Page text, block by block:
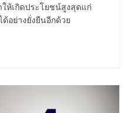
ห้เกิดประโยชน์สูงสุดแก่
อย่างยั่งยืนอีกด้วย